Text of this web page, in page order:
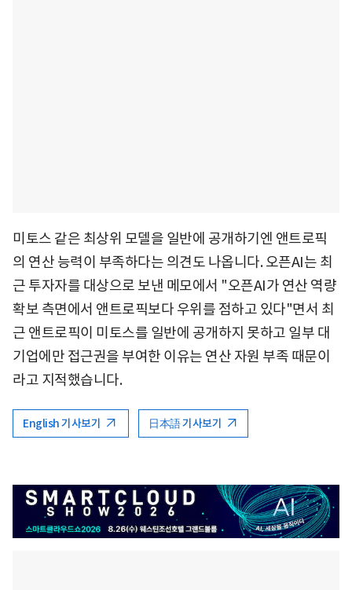
미토스 같은 최상위 모델을 일반에 공개하기엔 앤트로픽
의 연산 능력이 부족하다는 의견도 나옵니다. 오픈AI는 최
근 투자자를 대상으로 보낸 메모에서 "오픈AI가 연산 역량
확보 측면에서 앤트로픽보다 우위를 점하고 있다"면서 최
근 앤트로픽이 미토스를 일반에 공개하지 못하고 일부 대
기업에만 접근권을 부여한 이유는 연산 자원 부족 때문이
라고 지적했습니다.
English 기사보기 日本語 기사보기